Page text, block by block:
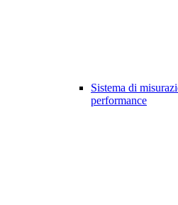
Sistema di
performance